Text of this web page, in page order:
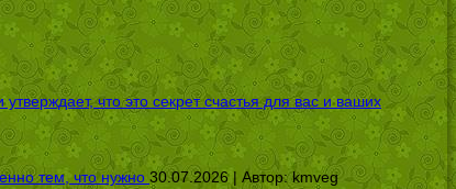
что это секрет счастья для вас и ваших
тем, что нужно 30.07.2026 | Автор:kmveg